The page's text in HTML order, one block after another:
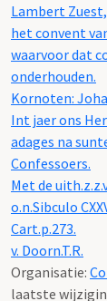
Lambert
het convent
waarvoor dat
onderhouden.
Kornoten:
Int jaer ons
adages na
Confessoers.
Met de
o.n.Sibculo
Cart.p.273.
v. Doorn.T.R.
Organisatie:
laatste